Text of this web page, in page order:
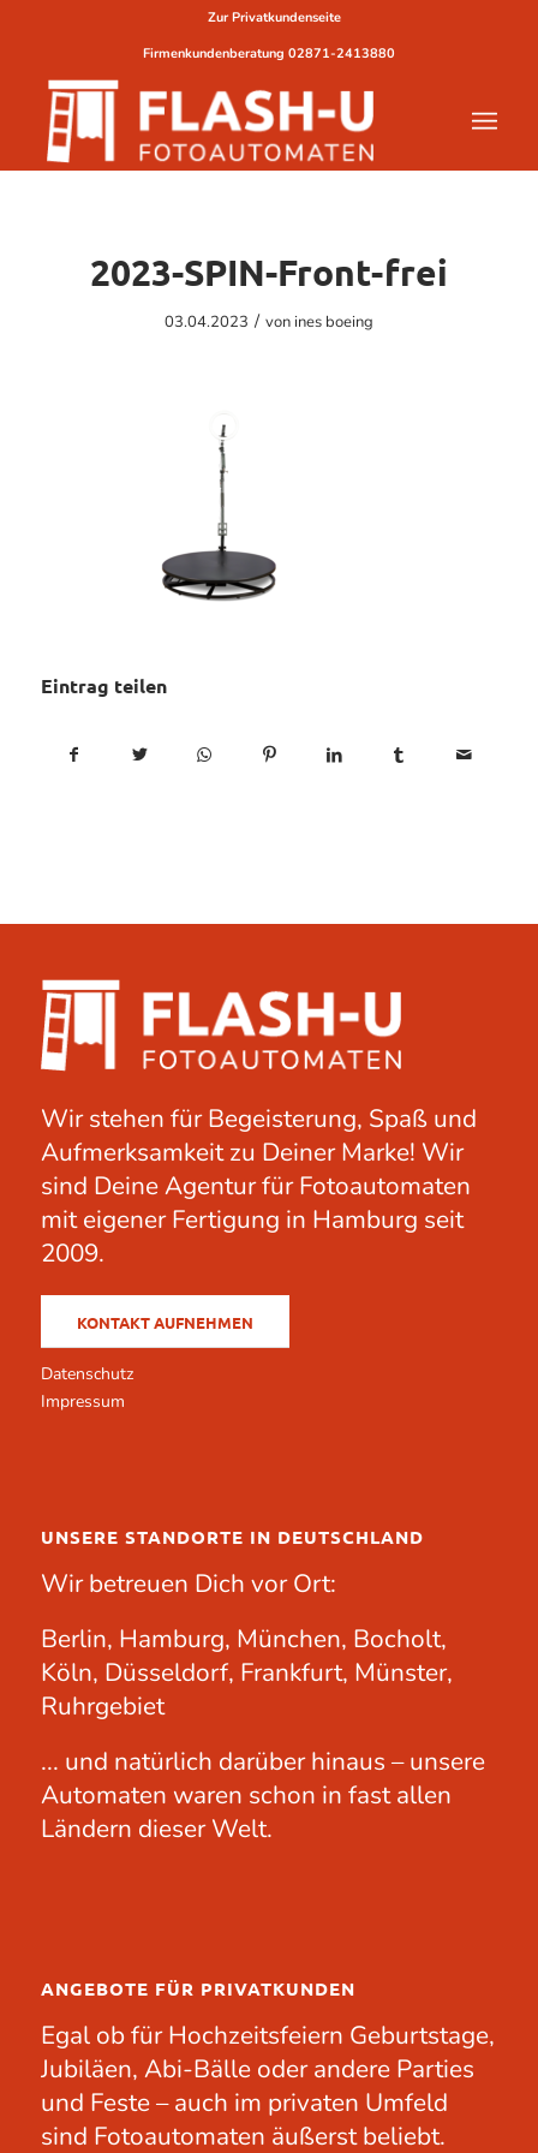
Zur Privatkundenseite
Firmenkundenberatung 02871-2413880
2023-SPIN-Front-frei
03.04.2023 / von ines boeing
Eintrag teilen
Wir stehen für Begeisterung, Spaß und
Aufmerksamkeit zu Deiner Marke! Wir
sind Deine Agentur für Fotoautomaten
mit eigener Fertigung in Hamburg seit
2009.
KONTAKT AUFNEHMEN
Datenschutz
Impressum
UNSERE STANDORTE IN DEUTSCHLAND
Wir betreuen Dich vor Ort:
Berlin, Hamburg, München, Bocholt,
Köln, Düsseldorf, Frankfurt, Münster,
Ruhrgebiet
... und natürlich darüber hinaus – unsere
Automaten waren schon in fast allen
Ländern dieser Welt.
ANGEBOTE FÜR PRIVATKUNDEN
Egal ob fürHochzeitsfeiern Geburtstage,
Jubiläen, Abi-Bälle oder andere Parties
und Feste – auch im privaten Umfeld
sind Fotoautomaten äußerst beliebt.